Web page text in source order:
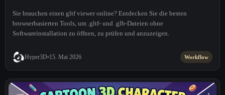
Sie brauchen einen gltf viewer online? Entdecken Sie die besten
browserbasierten Tools, um .gltf- und .glb-Dateien ohne
Softwareinstallation zu öffnen, zu prüfen und anzuzeigen.
Hyper3D 15. Mai 2026 Workflow